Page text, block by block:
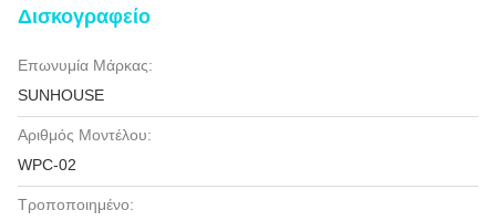
Δισκογραφείο
Επωνυμία Μάρκας:
SUNHOUSE
Αριθμός Μοντέλου:
WPC-02
Τροποποιημένο: